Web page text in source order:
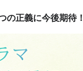
の正義に今後期待！